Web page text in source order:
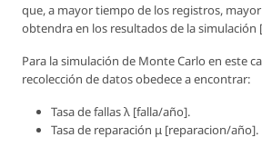
que, a mayor tiempo de los registros,
obtendra en los resultados de la simulación
Para la simulación de Monte Carlo en este
recolección de datos obedece a encontrar:
Tasa de fallas λ [falla/año].
Tasa de reparación μ [reparacion/año].